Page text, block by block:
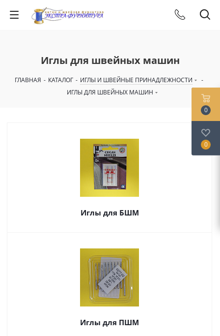
Иглы для швейных машин
ГЛАВНАЯ - КАТАЛОГ - ИГЛЫ И ШВЕЙНЫЕ ПРИНАДЛЕЖНОСТИ
-
ИГЛЫ ДЛЯ ШВЕЙНЫХ МАШИН
Иглы для БШМ
Иглы для ПШМ
0
0